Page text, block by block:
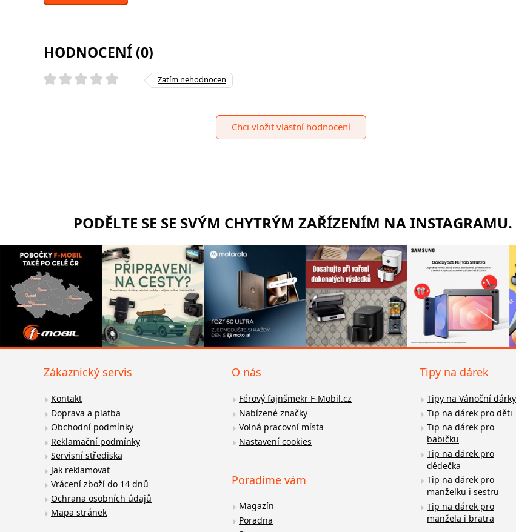
HODNOCENÍ (0)
Zatím nehodnocen
Chci vložit vlastní hodnocení
PODĚLTE SE SE SVÝM CHYTRÝM ZAŘÍZENÍM NA
Zákaznický servis
Kontakt
Doprava a platba
Obchodní podmínky
Reklamační podmínky
Servisní střediska
Jak reklamovat
Vrácení zboží do 14 dnů
Ochrana osobních údajů
Mapa stránek
O nás
Férový fajnšmekr F-Mobil.cz
Nabízené značky
Volná pracovní místa
Nastavení cookies
Poradíme vám
Magazín
Poradna
Tipy na dárek
Tipy na Vánoční dárky
Tip na dárek pro děti
Tip na dárek pro
babičku
Tip na dárek pro
dědečka
Tip na dárek pro
manželku i sestru
Tip na dárek pro
manžela i bratra